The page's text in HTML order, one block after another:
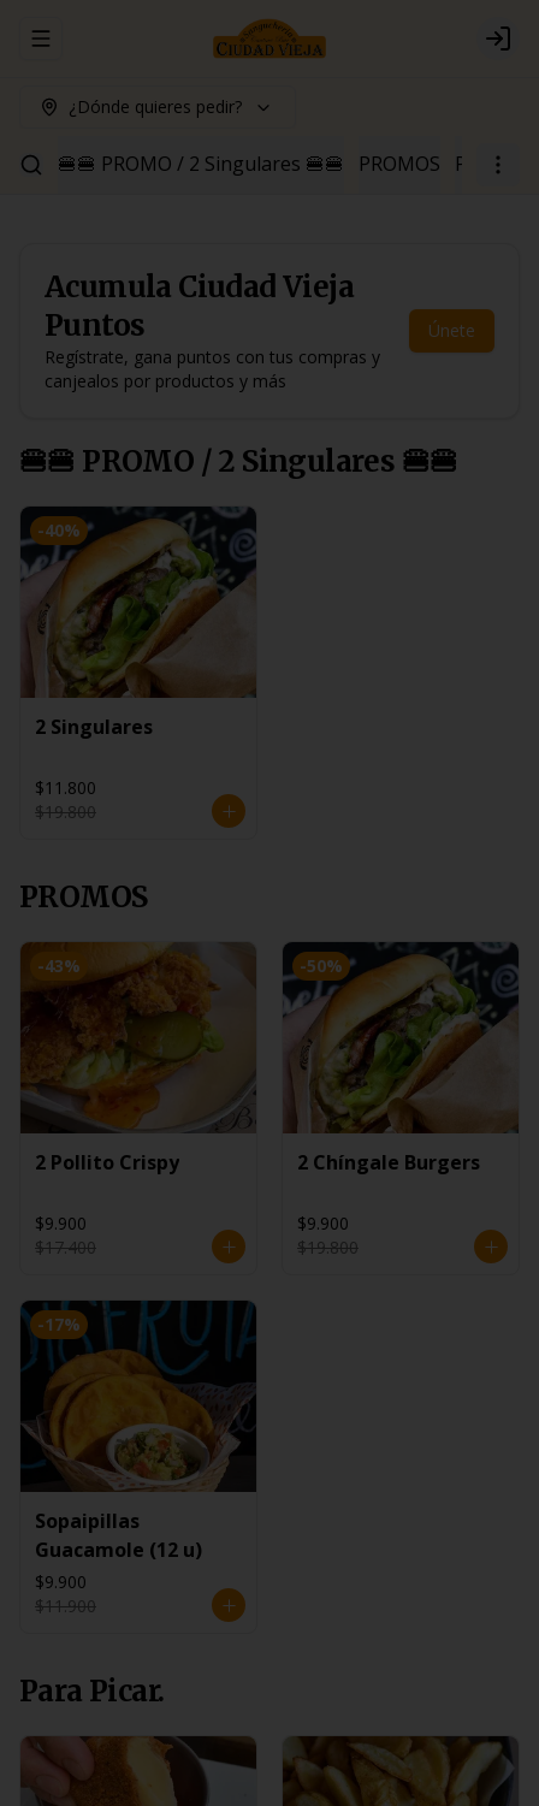
Abrir menu de navegación Login
¿Dónde quieres pedir?
🍔🍔 PROMO / 2 Singulares 🍔🍔 PROMOS Para
Acumula Ciudad Vieja
Puntos
Regístrate, gana puntos con tus compras y
canjealos por productos y más
Únete
🍔🍔 PROMO / 2 Singulares 🍔🍔
-40%
2 Singulares
$11.800
$19.800
PROMOS
-43%
2 Pollito Crispy
$9.900
$17.400
-50%
2 Chíngale Burgers
$9.900
$19.800
-17%
Sopaipillas
Guacamole (12 u)
$9.900
$11.900
Para Picar.